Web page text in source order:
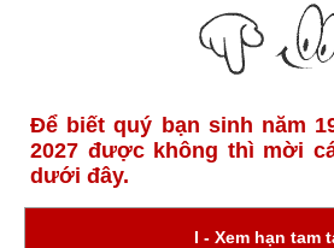
Để biết quý bạn sinh năm
2027 được không thì mời
dưới đây.
I - Xem hạn tam